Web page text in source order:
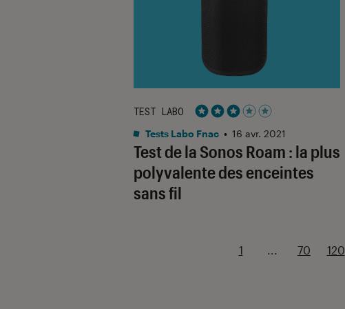
Test de la Sonos Roam : la plus
polyvalente des enceintes
sans fil
TEST LABO
Noté 3 étoiles sur 5
Tests Labo Fnac • 16 avr. 2021
1 ... 70 120